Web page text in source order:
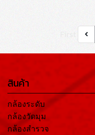
สินค้า
กล้องระดับ
กล้องวัดมุม
กล้องสำรวจ